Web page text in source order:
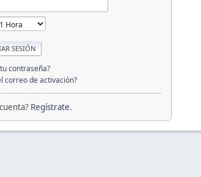
contraseña?
correo de activación?
Regístrate.